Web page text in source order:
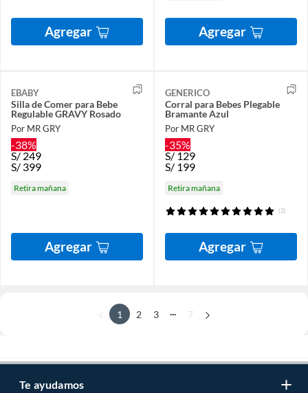
Agregar Agregar
EBABY
Silla de Comer para Bebe
Regulable GRAVY Rosado
Por MR GRY
-38%
S/ 249
S/ 399
Retira mañana
Agregar
GENERICO
Corral para Bebes Plegable
Bramante Azul
Por MR GRY
-35%
S/ 129
S/ 199
Retira mañana
(2)
Agregar
1 2 3 ... 7
Te ayudamos